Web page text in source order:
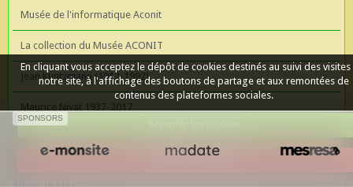
Musée de l'informatique Aconit
La collection du Musée ACONIT
Jean Kuntzmann (1912-1992)
Maurice Nivat 1937-2017
SPONSORS
En cliquant vous acceptez le dépôt de cookies destinés au suivi des visites
notre site, à l'affichage des boutons de partage et aux remontées de
contenus des plateformes sociales.
Refuser les cookies